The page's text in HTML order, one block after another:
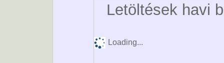
Letöltések havi
Loading...